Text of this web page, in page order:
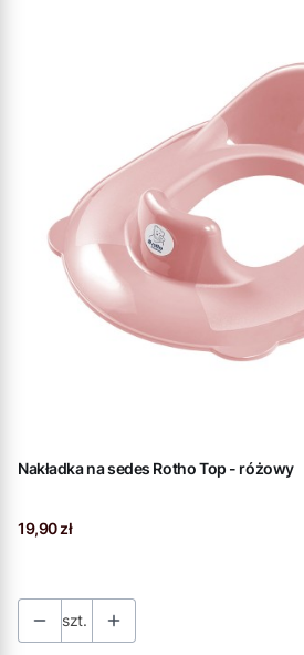
Nakładka na sedes Rotho Top - różowy
Cena
19,90 zł
szt.